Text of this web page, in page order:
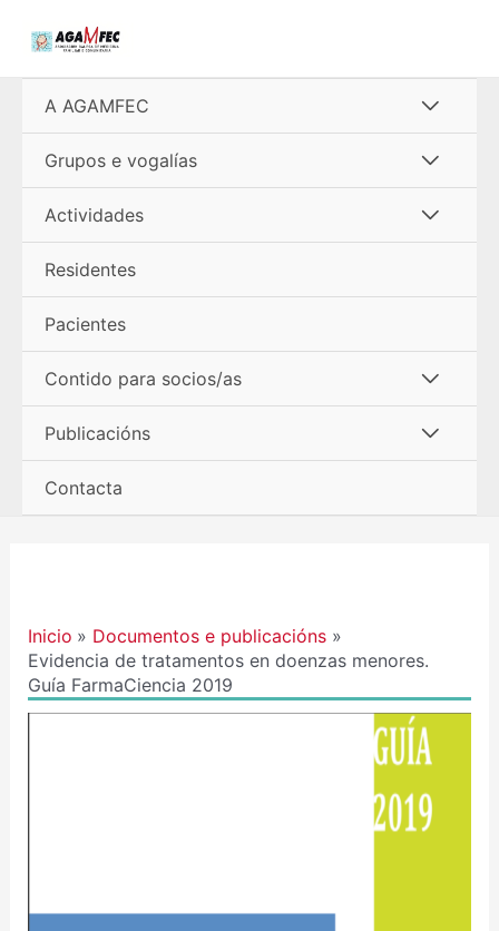
A AGAMFEC
menú
Grupos e vogalías
menú
Actividades
Residentes
Pacientes
Contido para socios/as
menú
Publicacións
Contacta
Inicio
Documentos e publicacións
Evidencia de tratamentos en doenzas menores.
Guía FarmaCiencia 2019